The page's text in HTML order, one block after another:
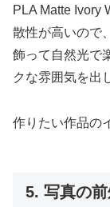
PLA Matte Ivory
散性が高いので
飾って自然光で
クな雰囲気を出
作りたい作品の
5. 写真の前